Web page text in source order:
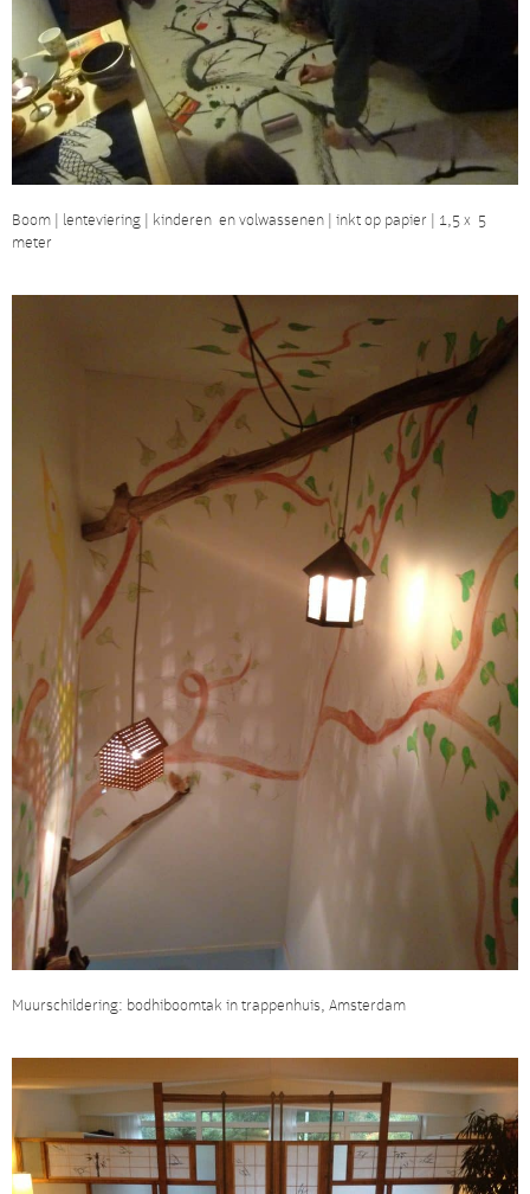
Boom | lenteviering | kinderen en volwassenen | inkt op papier | 1,5 x 5
meter
Muurschildering: bodhiboomtak in trappenhuis, Amsterdam